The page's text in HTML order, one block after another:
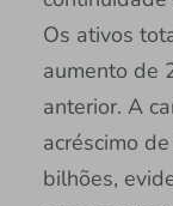
Os ativos
aumento de
anterior. A
acréscimo
bilhões,